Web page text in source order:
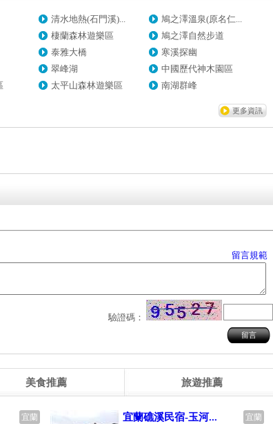
清水地熱(石門溪)...
鳩之澤溫泉(原名仁...
棲蘭森林遊樂區
鳩之澤自然步道
泰雅大橋
寒溪探幽
翠峰湖
中國歷代神木園區
太平山森林遊樂區 南湖群峰
更多資訊
留言規範
驗證碼：
美食推薦 旅遊推薦
宜蘭 宜蘭
宜蘭礁溪民宿-玉河...